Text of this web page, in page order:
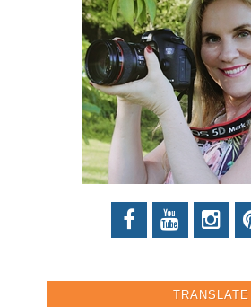
TRANSLATE